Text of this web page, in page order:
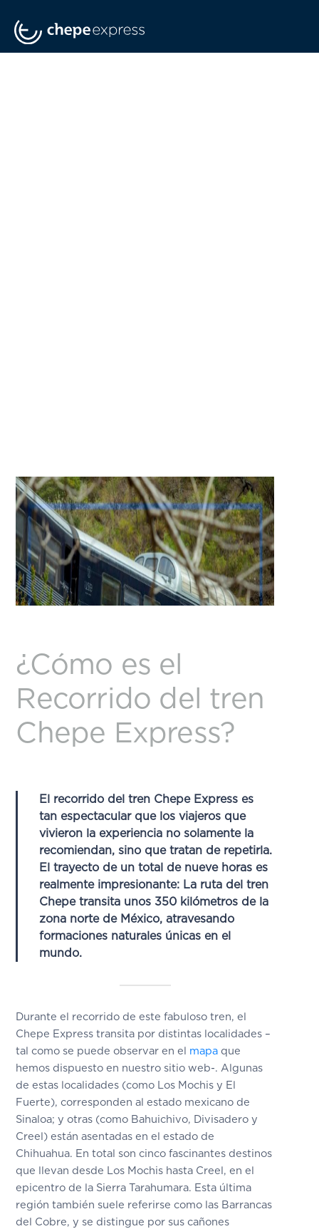
¿Cómo es el
Recorrido del tren
Chepe Express?
El recorrido del tren Chepe Express es
tan espectacular que los viajeros que
vivieron la experiencia no solamente la
recomiendan, sino que tratan de repetirla.
El trayecto de un total de nueve horas es
realmente impresionante: La ruta del tren
Chepe transita unos 350 kilómetros de la
zona norte de México, atravesando
formaciones naturales únicas en el
mundo.
Durante el recorrido de este fabuloso tren, el
Chepe Express transita por distintas localidades –
tal como se puede observar en el mapa que
hemos dispuesto en nuestro sitio web-. Algunas
de estas localidades (como Los Mochis y El
Fuerte), corresponden al estado mexicano de
Sinaloa; y otras (como Bahuichivo, Divisadero y
Creel) están asentadas en el estado de
Chihuahua. En total son cinco fascinantes destinos
que llevan desde Los Mochis hasta Creel, en el
epicentro de la Sierra Tarahumara. Esta última
región también suele referirse como las Barrancas
del Cobre, y se distingue por sus cañones